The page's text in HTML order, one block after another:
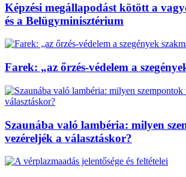
Képzési megállapodást kötött a
és a Belügyminisztérium
Farek: „az őrzés-védelem a
Szaunába való lambéria: milyen
vezéreljék a választáskor?